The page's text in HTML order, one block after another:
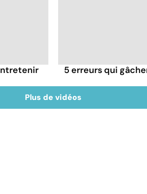
5 erreurs qui
Plus de vidéos